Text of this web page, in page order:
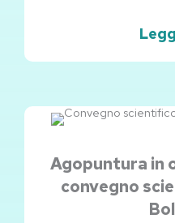
Agopuntura in
convegno